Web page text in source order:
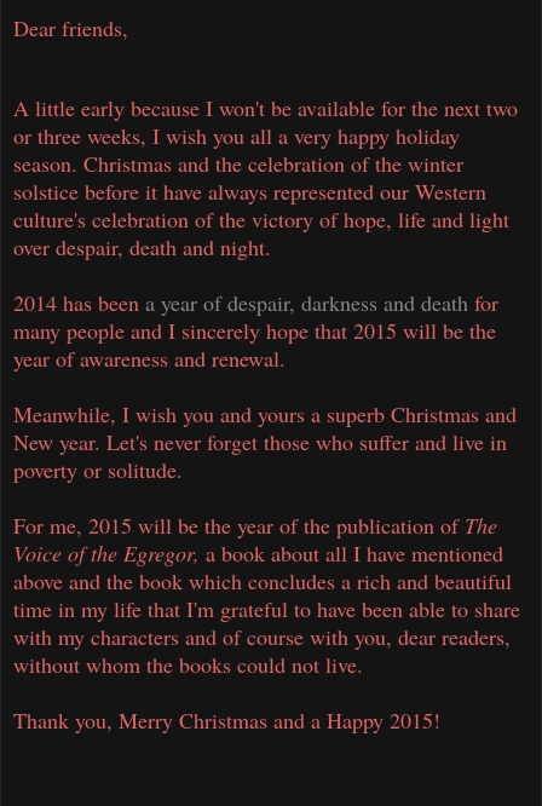
Dear friends,
A little early because I won't be available for the next two
or three weeks, I wish you all a very happy holiday
season. Christmas and the celebration of the winter
solstice before it have always represented our Western
culture's celebration of the victory of hope, life and light
over despair, death and night.
2014 has been a year of despair, darkness and death for
many people and I sincerely hope that 2015 will be the
year of awareness and renewal.
Meanwhile, I wish you and yours a superb Christmas and
New year. Let's never forget those who suffer and live in
poverty or solitude.
For me, 2015 will be the year of the publication of The
Voice of the Egregor, a book about all I have mentioned
above and the book which concludes a rich and beautiful
time in my life that I'm grateful to have been able to share
with my characters and of course with you, dear readers,
without whom the books could not live.
Thank you, Merry Christmas and a Happy 2015!